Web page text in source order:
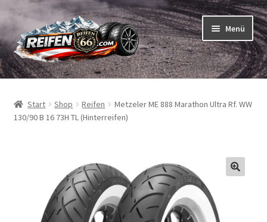
Zur
Navigation
springen
Zum
Inhalt
springen
Menü
Reifen
Schläuche
Start Shop Reifen
Metzeler ME 888 Marathon Ultra Rf. WW
130/90 B 16 73H TL (Hinterreifen)